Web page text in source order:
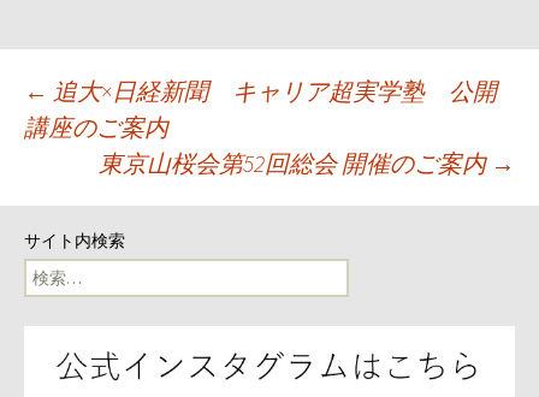
投
稿
ナ
ビ
ゲ
← 追大×日経新聞 キャリア超実学塾 公開
講座のご案内
東京山桜会第52回総会 開催のご案内 →
サイト内検索
検
索: